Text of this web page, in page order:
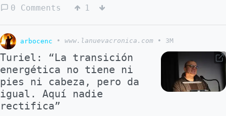
0 Comments 1
arbocenc • www.lanuevacronica.com • 3M
Turiel: “La transición
energética no tiene ni
pies ni cabeza, pero da
igual. Aquí nadie
rectifica”